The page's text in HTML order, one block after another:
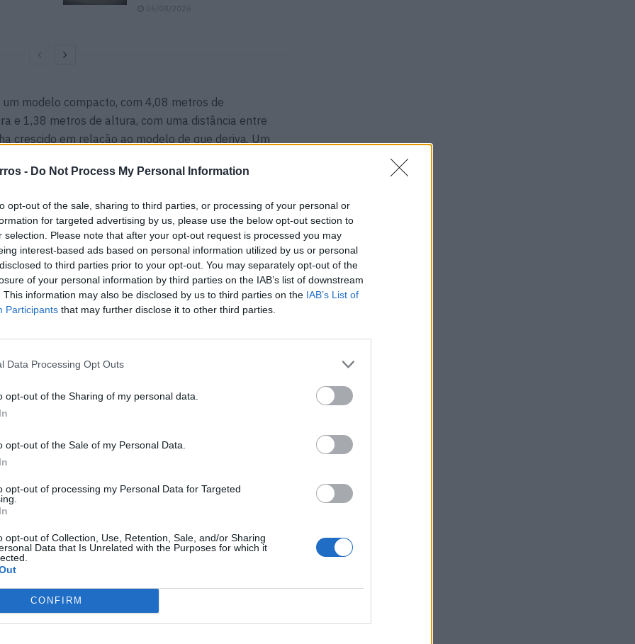
- Do Not Process My Personal Information
opt-out of the sale, sharing to third parties, or processing of your personal or
for targeted advertising by us, please use the below opt-out section to
selection. Please note that after your opt-out request is processed you may
interest-based ads based on personal information utilized by us or personal
to third parties prior to your opt-out. You may separately opt-out of the
of your personal information by third parties on the IAB’s list of downstream
This information may also be disclosed by us to third parties on the IAB’s List of
Participants that may further disclose it to other third parties.
Data Processing Opt Outs
opt-out of the Sharing of my personal data.
opt-out of the Sale of my Personal Data.
opt-out of processing my Personal Data for Targeted
opt-out of Collection, Use, Retention, Sale, and/or Sharing
Data that Is Unrelated with the Purposes for which it
CONFIRM
modelo compacto, com 4,08 metros de
e 1,38 metros de altura, com uma distância entre
crescido em relação ao modelo de que deriva. Um
metros de comprimento, 1,77 metros de largura e
A altura foi reduzida em 12 cm.
cintos de segurança de seis pontos e estofos em
para reduzir o peso, mas a caraterística mais
rali com uma alavanca vertical. Por outro lado, existe
e um ecrã de 10,25 polegadas para o
o Renault 5 Turbo 3E é construído sobre uma
arquitetura de 800 volts. A bateria tem uma
atinge os 400 km na homologação do ciclo WLTP.
elétricos nas rodas traseiras, cada um com 272
de 540 CV e um binário máximo selvagem de…
não é de admirar que demore apenas 3,5 segundos
270 km/h.